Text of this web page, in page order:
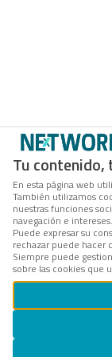
Tu
En esta página web
También utilizamos
nuestras funciones
navegación e intereses.
Puede expresar su
rechazar puede hacer
Siempre puede
sobre las cookies que